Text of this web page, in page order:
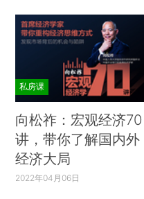
私房课
向松祚：宏观经济70
讲，带你了解国内外
经济大局
2022年04月06日